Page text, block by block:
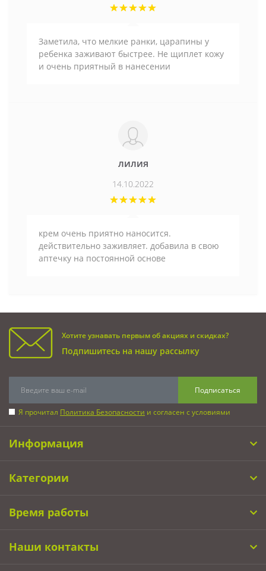
Заметила, что мелкие ранки, царапины у
ребенка заживают быстрее. Не щиплет кожу
и очень приятный в нанесении
лилия
14.10.2022
крем очень приятно наносится.
действительно заживляет. добавила в свою
аптечку на постоянной основе
Хотите узнавать первым об акциях и скидках?
Подпишитесь на нашу рассылку
Подписаться
Я прочитал Политика Безопасности и согласен с условиями
Информация
Категории
Время работы
Наши контакты